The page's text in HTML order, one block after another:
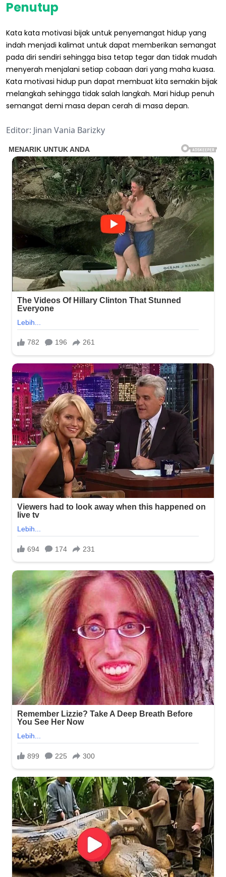
Penutup
Kata kata motivasi bijak untuk penyemangat hidup yang
indah menjadi kalimat untuk dapat memberikan semangat
pada diri sendiri sehingga bisa tetap tegar dan tidak mudah
menyerah menjalani setiap cobaan dari yang maha kuasa.
Kata motivasi hidup pun dapat membuat kita semakin bijak
melangkah sehingga tidak salah langkah. Mari hidup penuh
semangat demi masa depan cerah di masa depan.
Editor: Jinan Vania Barizky